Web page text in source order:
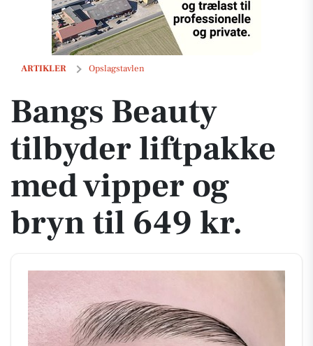
ARTIKLER Opslagstavlen
Bangs Beauty tilbyder liftpakke med vipper og bryn til 649 kr.
Bangs Beauty
tilbyder liftpakke
med vipper og
bryn til 649 kr.